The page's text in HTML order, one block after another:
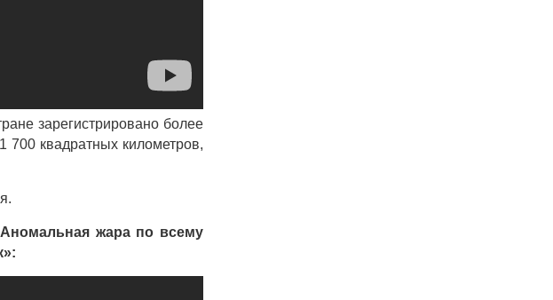
зарегистрировано более
700 квадратных километров,
жара по всему